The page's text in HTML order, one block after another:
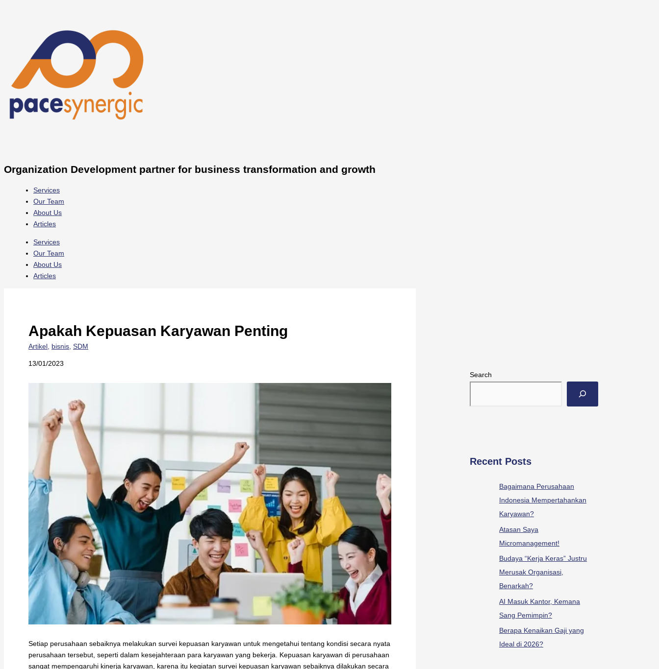
Organization Development partner for business transformation and growth
Services
Our Team
About Us
Articles
Services
Our Team
About Us
Articles
Apakah Kepuasan Karyawan Penting
Artikel bisnis SDM
13/01/2023
Setiap perusahaan sebaiknya melakukan survei kepuasan karyawan untuk mengetahui tentang kondisi secara nyata
perusahaan tersebut, seperti dalam kesejahteraan para karyawan yang bekerja. Kepuasan karyawan di perusahaan
sangat mempengaruhi kinerja karyawan, karena itu kegiatan survei kepuasan karyawan sebaiknya dilakukan secara
Search
Recent Posts
Bagaimana Perusahaan
Indonesia Mempertahankan
Karyawan?
Atasan Saya
Micromanagement!
Budaya “Kerja Keras” Justru
Merusak Organisasi,
Benarkah?
AI Masuk Kantor, Kemana
Sang Pemimpin?
Berapa Kenaikan Gaji yang
Ideal di 2026?